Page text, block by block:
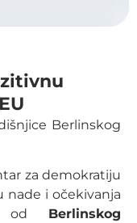
Berlinskog
za demokratiju
nade i očekivanja
od Berlinskog